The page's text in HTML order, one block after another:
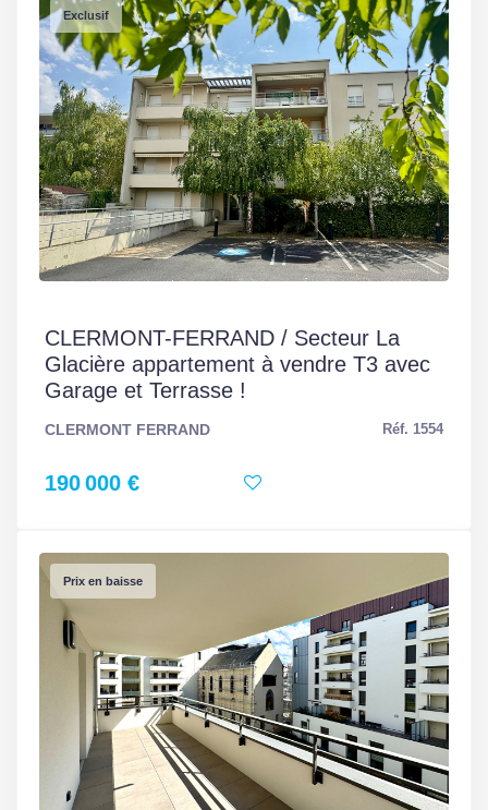
CLASSES DPE/GES
Logement à consommation énergétique excessive.
un usage standard entre 1950€ et 2680€. indexées aux
années 2021,2022 et 2023 (abonnement compris).
Exclusif
CLERMONT-FERRAND / Secteur La
Glacière appartement à vendre T3 avec
Garage et Terrasse !
CLERMONT FERRAND Réf. 1554
190 000 €
Prix en baisse